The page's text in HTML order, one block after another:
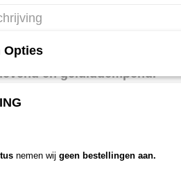
makkelijk te bevestigen.
en geluiddempend.
gefestonneerd
Opties
nemen wij geen bestellingen aan.